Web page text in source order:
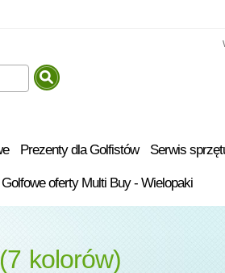
Prezenty dla Golfistów Serwis
Golfowe oferty Multi Buy - Wielopaki
kolorów)